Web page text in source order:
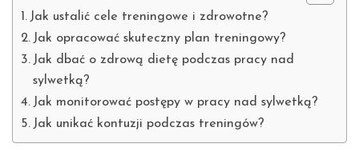
Jak ustalić cele treningowe i zdrowotne?
Jak opracować skuteczny plan treningowy?
Jak dbać o zdrową dietę podczas pracy nad
sylwetką?
Jak monitorować postępy w pracy nad sylwetką?
Jak unikać kontuzji podczas treningów?